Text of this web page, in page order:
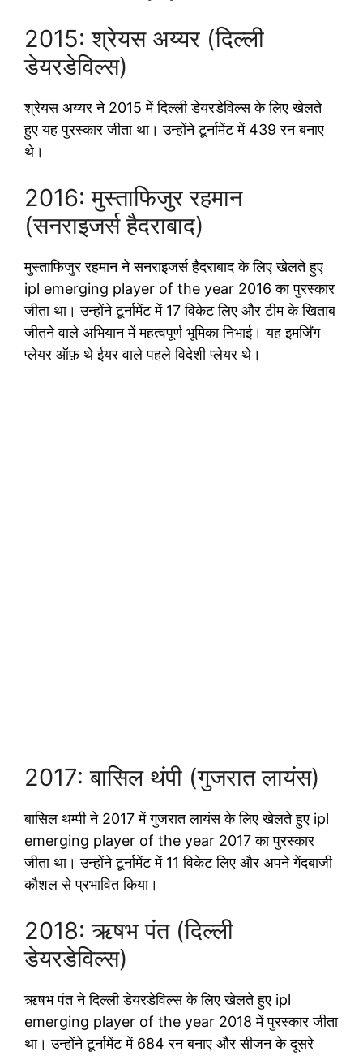
2015: श्रेयस अय्यर (दिल्ली
डेयरडेविल्स)
श्रेयस अय्यर ने 2015 में दिल्ली डेयरडेविल्स के लिए खेलते
हुए यह पुरस्कार जीता था। उन्होंने टूर्नामेंट में 439 रन बनाए
थे।
2016: मुस्ताफिजुर रहमान
(सनराइजर्स हैदराबाद)
मुस्ताफिजुर रहमान ने सनराइजर्स हैदराबाद के लिए खेलते हुए
ipl emerging player of the year 2016 का पुरस्कार
जीता था। उन्होंने टूर्नामेंट में 17 विकेट लिए और टीम के खिताब
जीतने वाले अभियान में महत्वपूर्ण भूमिका निभाई। यह इमर्जिंग
प्लेयर ऑफ़ थे ईयर वाले पहले विदेशी प्लेयर थे।
2017: बासिल थंपी (गुजरात लायंस)
बासिल थम्पी ने 2017 में गुजरात लायंस के लिए खेलते हुए ipl
emerging player of the year 2017 का पुरस्कार
जीता था। उन्होंने टूर्नामेंट में 11 विकेट लिए और अपने गेंदबाजी
कौशल से प्रभावित किया।
2018: ऋषभ पंत (दिल्ली
डेयरडेविल्स)
ऋषभ पंत ने दिल्ली डेयरडेविल्स के लिए खेलते हुए ipl
emerging player of the year 2018 में पुरस्कार जीता
था। उन्होंने टूर्नामेंट में 684 रन बनाए और सीजन के दूसरे